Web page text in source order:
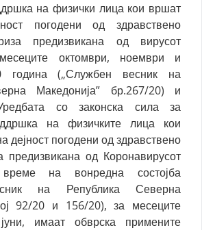
на физички лица кои вршат
погодени од здравствено
предизвикана од вирусот
октомври, ноември и
година („Службен весник на
Македонија” бр.267/20) и
со законска сила за
на физичките лица кои
дејност погодени од здравствено
предизвикана од Коронавирусот
на вонредна состојба
на Република Северна
92/20 и 156/20), за месеците
имаат обврска примените